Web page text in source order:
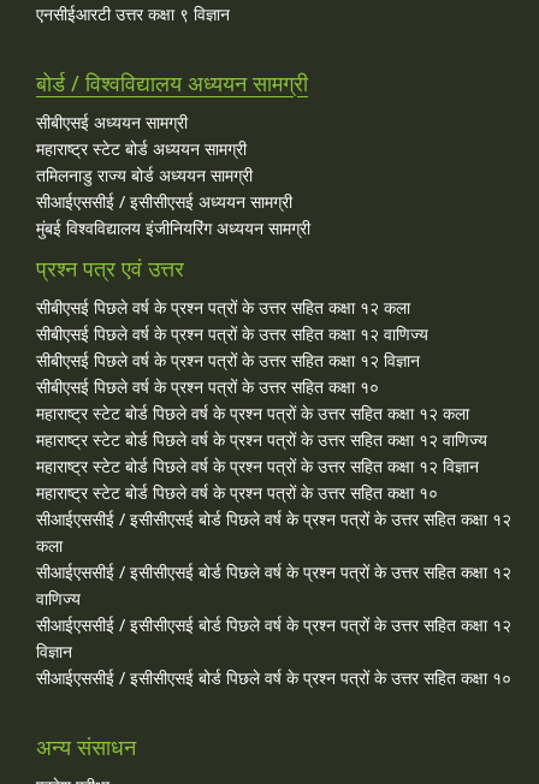
एनसीईआरटी उत्तर कक्षा ९ विज्ञान
बोर्ड / विश्वविद्यालय अध्ययन सामग्री
सीबीएसई अध्ययन सामग्री
महाराष्ट्र स्टेट बोर्ड अध्ययन सामग्री
तमिलनाडु राज्य बोर्ड अध्ययन सामग्री
सीआईएससीई / इसीसीएसई अध्ययन सामग्री
मुंबई विश्वविद्यालय इंजीनियरिंग अध्ययन सामग्री
प्रश्न पत्र एवं उत्तर
सीबीएसई पिछले वर्ष के प्रश्न पत्रों के उत्तर सहित कक्षा १२ कला
सीबीएसई पिछले वर्ष के प्रश्न पत्रों के उत्तर सहित कक्षा १२ वाणिज्य
सीबीएसई पिछले वर्ष के प्रश्न पत्रों के उत्तर सहित कक्षा १२ विज्ञान
सीबीएसई पिछले वर्ष के प्रश्न पत्रों के उत्तर सहित कक्षा १०
महाराष्ट्र स्टेट बोर्ड पिछले वर्ष के प्रश्न पत्रों के उत्तर सहित कक्षा १२ कला
महाराष्ट्र स्टेट बोर्ड पिछले वर्ष के प्रश्न पत्रों के उत्तर सहित कक्षा १२ वाणिज्य
महाराष्ट्र स्टेट बोर्ड पिछले वर्ष के प्रश्न पत्रों के उत्तर सहित कक्षा १२ विज्ञान
महाराष्ट्र स्टेट बोर्ड पिछले वर्ष के प्रश्न पत्रों के उत्तर सहित कक्षा १०
सीआईएससीई / इसीसीएसई बोर्ड पिछले वर्ष के प्रश्न पत्रों के उत्तर सहित कक्षा १२
कला
सीआईएससीई / इसीसीएसई बोर्ड पिछले वर्ष के प्रश्न पत्रों के उत्तर सहित कक्षा १२
वाणिज्य
सीआईएससीई / इसीसीएसई बोर्ड पिछले वर्ष के प्रश्न पत्रों के उत्तर सहित कक्षा १२
विज्ञान
सीआईएससीई / इसीसीएसई बोर्ड पिछले वर्ष के प्रश्न पत्रों के उत्तर सहित कक्षा १०
अन्य संसाधन